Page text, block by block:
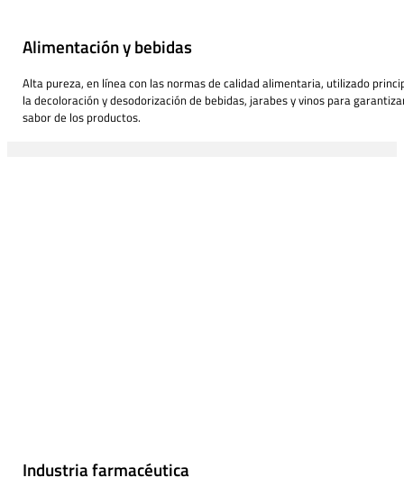
Alimentación y bebidas
Alta pureza, en línea con las normas de calidad alimentaria, utilizado
la decoloración y desodorización de bebidas, jarabes y vinos para
sabor de los productos.
Industria farmacéutica